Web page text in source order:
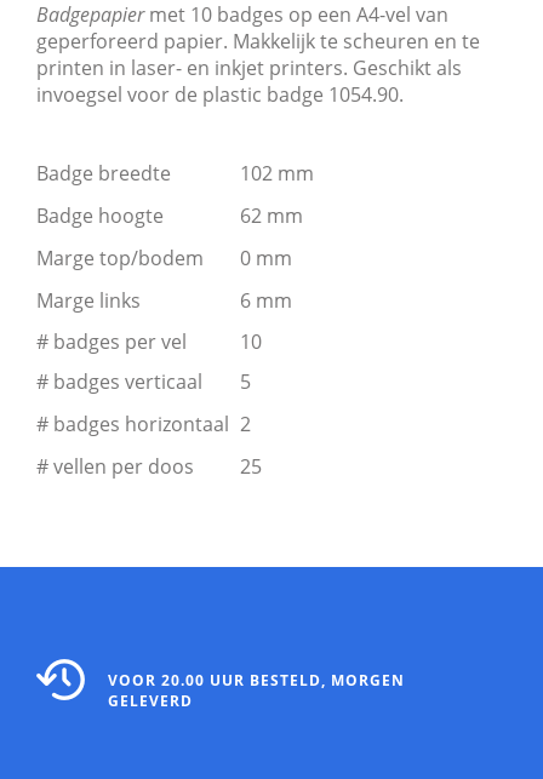
Badgepapiermet 10 badges op een A4-vel van
geperforeerd papier. Makkelijk te scheuren en te
printen in laser- en inkjet printers. Geschikt als
invoegsel voor de plastic badge 1054.90.
Badge breedte
102 mm
Badge hoogte
62 mm
Marge top/bodem
0 mm
Marge links
6 mm
# badges per vel
10
# badges verticaal
5
# badges horizontaal 2
# vellen per doos
25
VOOR 20.00 UUR BESTELD, MORGEN
GELEVERD